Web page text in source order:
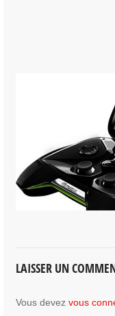
LAISSER UN
Vous devezvous